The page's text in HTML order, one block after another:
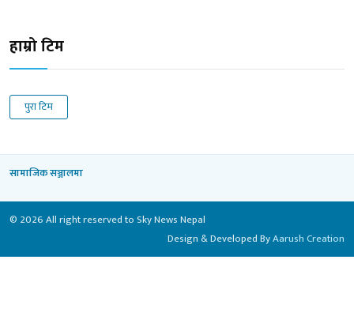
हाम्रो टिम
पुरा टिम
सामाजिक सञ्जालमा
© 2026 All right reserved to Sky News Nepal
Design & Developed ByAarush Creation